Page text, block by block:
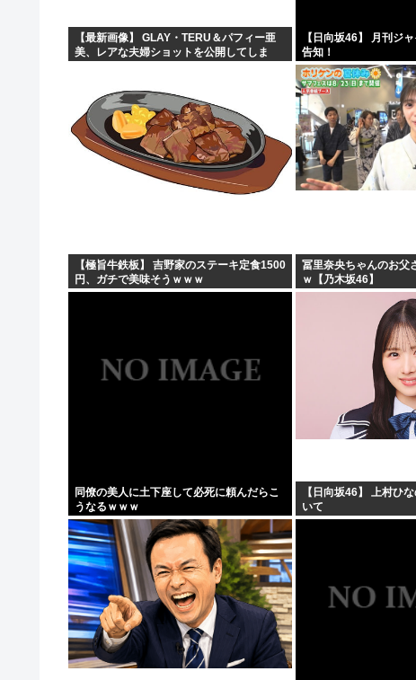
【最新画像】 GLAY・TERU＆パフィー亜
美、レアな夫婦ショットを公開してしま
【日向坂46】 月刊ジ
告知！
【極旨牛鉄板】 吉野家のステーキ定食1500
円、ガチで美味そうｗｗｗ
冨里奈央ちゃんのお父
ｗ【乃木坂46】
同僚の美人に土下座して必死に頼んだらこ
うなるｗｗｗ
【日向坂46】 上村ひ
いて